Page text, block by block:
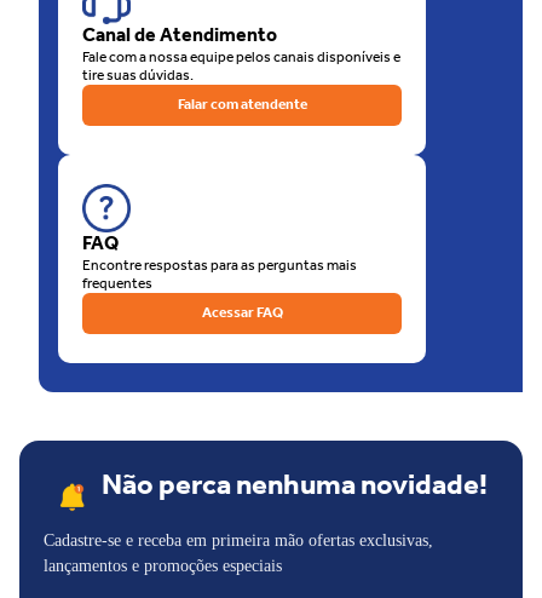
de nossas lojas físicas, há a opção de retirar sua compra na loja.
O que está esperando? Venha para as Lojas Unilar!
Canal de Atendimento
Fale com a nossa equipe pelos canais disponíveis e
tire suas dúvidas.
Falar com atendente
FAQ
Encontre respostas para as perguntas mais
frequentes
Acessar FAQ
Não perca nenhuma novidade!
Cadastre-se e receba em primeira mão ofertas exclusivas,
lançamentos e promoções especiais